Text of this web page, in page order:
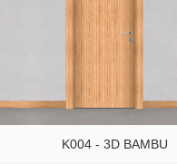
K004 - 3D BAMBU